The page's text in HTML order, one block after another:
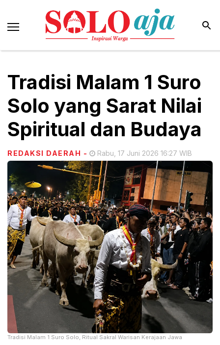
Tradisi Malam 1 Suro
Solo yang Sarat Nilai
Spiritual dan Budaya
REDAKSI DAERAH - Rabu, 17 Juni 2026 16:27 WIB
Tradisi Malam 1 Suro Solo, Ritual Sakral Warisan Kerajaan Jawa